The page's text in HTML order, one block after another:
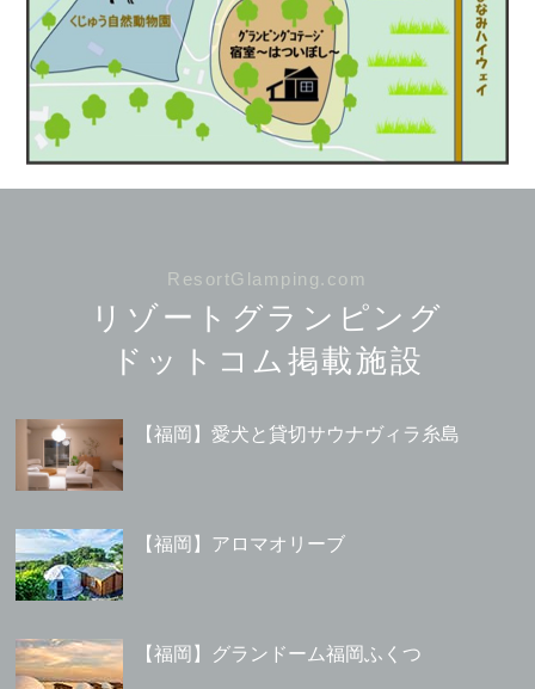
ResortGlamping.com
リゾートグランピング
ドットコム掲載施設
【福岡】愛犬と貸切サウナヴィラ糸島
【福岡】アロマオリーブ
【福岡】グランドーム福岡ふくつ